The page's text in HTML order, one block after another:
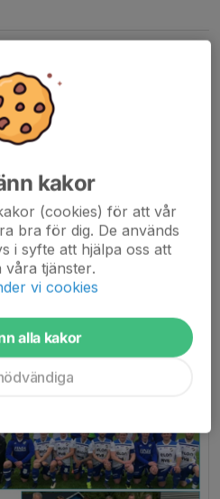
2022.
i år kommer att få en faktura
vid matcher...
SAVE THE
kakor
(cookies) för att vår
bra för dig. De används
i syfte att hjälpa oss att
tjänster.
vi cookies
alla kakor